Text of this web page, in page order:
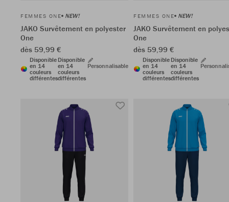
FEMMES ONE NEW!
JAKO Survêtement en polyester
One
dès 59,99 €
Disponible
en 14
couleurs
différentes
Disponible
en 14
couleurs
différentes
Personnalisable
FEMMES ONE NEW!
JAKO Survêtement en
One
dès 59,99 €
Disponible
en 14
couleurs
différentes
Disponible
en 14
couleurs
différentes